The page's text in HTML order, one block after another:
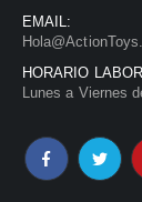
EMAIL:
HORARIO
Lunes a Viernes